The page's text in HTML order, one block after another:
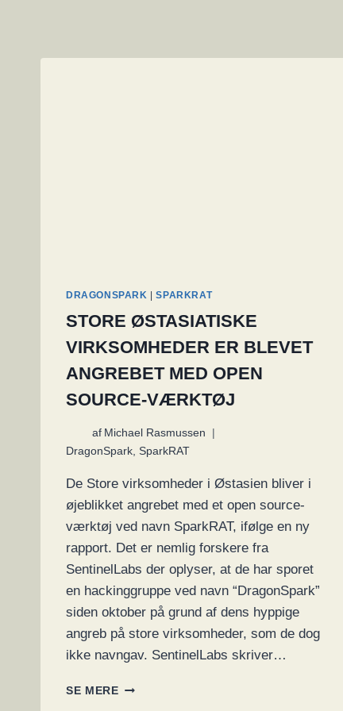
DRAGONSPARK |SPARKRAT
STORE ØSTASIATISKE
VIRKSOMHEDER ER BLEVET
ANGREBET MED OPEN
SOURCE-VÆRKTØJ
af Michael Rasmussen
DragonSpark, SparkRAT
De Store virksomheder i Østasien bliver i
øjeblikket angrebet med et open source-
værktøj ved navn SparkRAT, ifølge en ny
rapport. Det er nemlig forskere fra
SentinelLabs der oplyser, at de har sporet
en hackinggruppe ved navn “DragonSpark”
siden oktober på grund af dens hyppige
angreb på store virksomheder, som de dog
ikke navngav. SentinelLabs skriver…
SE MERESTORE